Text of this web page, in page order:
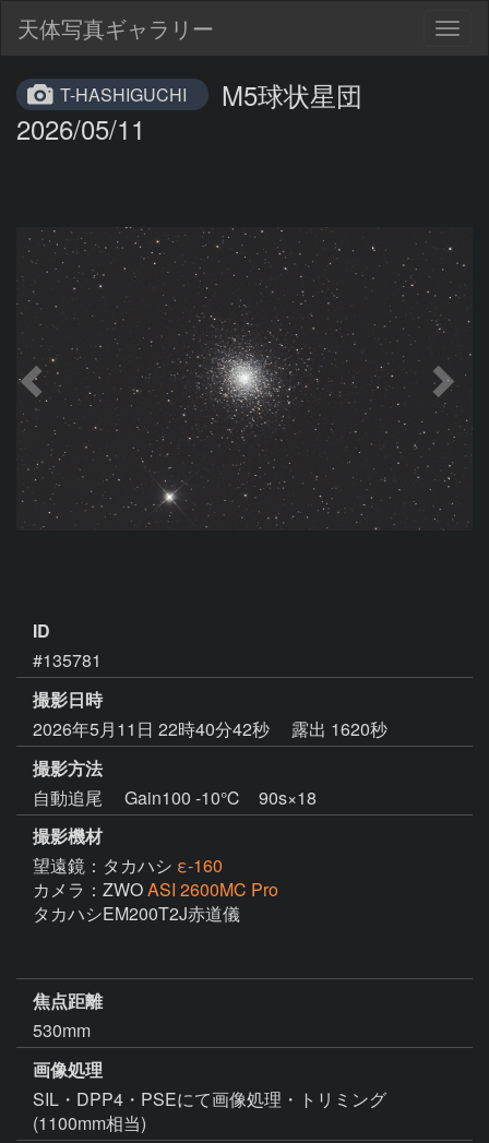
天体写真ギャラリー
T-HASHIGUCHI
M5球状星団
2026/05/11
ID
#135781
撮影日時
2026年5月11日 22時40分42秒
露出 1620秒
撮影方法
自動追尾 Gain100 -10℃ 90s×18
撮影機材
望遠鏡：タカハシ ε-160
カメラ：ZWOASI 2600MC Pro
タカハシEM200T2J赤道儀
焦点距離
530mm
画像処理
SIL・DPP4・PSEにて画像処理・トリミング
(1100mm相当)